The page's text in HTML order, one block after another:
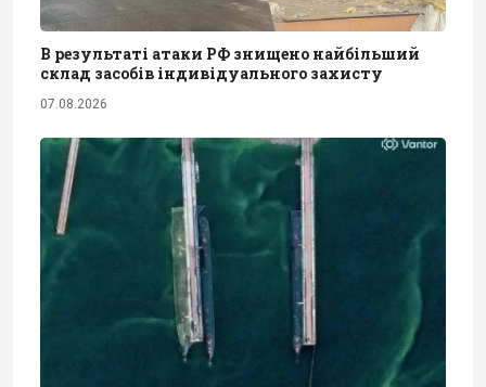
В результаті атаки РФ знищено найбільший
склад засобів індивідуального захисту
07.08.2026